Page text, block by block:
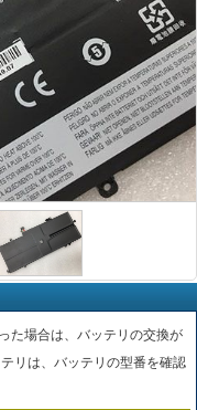
た場合は、バッテリの交換が
リは、バッテリの型番を確認